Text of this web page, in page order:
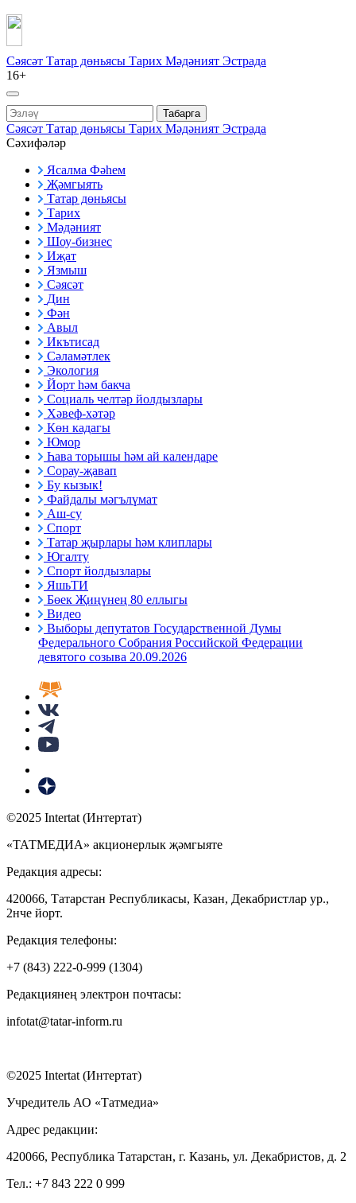
Сәясәт Татар дөньясы Тарих Мәдәният Эстрада
16+
Табарга
Сәясәт Татар дөньясы Тарих Мәдәният Эстрада
Сәхифәләр
Ясалма Фәһем
Җәмгыять
Татар дөньясы
Тарих
Мәдәният
Шоу-бизнес
Иҗат
Язмыш
Сәясәт
Дин
Фән
Авыл
Икътисад
Сәламәтлек
Экология
Йорт һәм бакча
Социаль челтәр йолдызлары
Хәвеф-хәтәр
Көн кадагы
Юмор
Һава торышы һәм ай календаре
Сорау-җавап
Бу кызык!
Файдалы мәгълүмат
Аш-су
Спорт
Татар җырлары һәм клиплары
Югалту
Спорт йолдызлары
ЯшьТИ
Бөек Җиңүнең 80 еллыгы
Видео
Выборы депутатов Государственной Думы
Федерального Собрания Российской Федерации
девятого созыва 20.09.2026
©2025 Intertat (Интертат)
«ТАТМЕДИА» акционерлык җәмгыяте
Редакция адресы:
420066, Татарстан Республикасы, Казан, Декабристлар ур.,
2нче йорт.
Редакция телефоны:
+7 (843) 222-0-999 (1304)
Редакциянең электрон почтасы:
infotat@tatar-inform.ru
©2025 Intertat (Интертат)
Учредитель АО «Татмедиа»
Адрес редакции:
420066, Республика Татарстан, г. Казань, ул. Декабристов, д. 2
Тел.: +7 843 222 0 999